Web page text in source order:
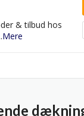
& tilbud hos
Mere